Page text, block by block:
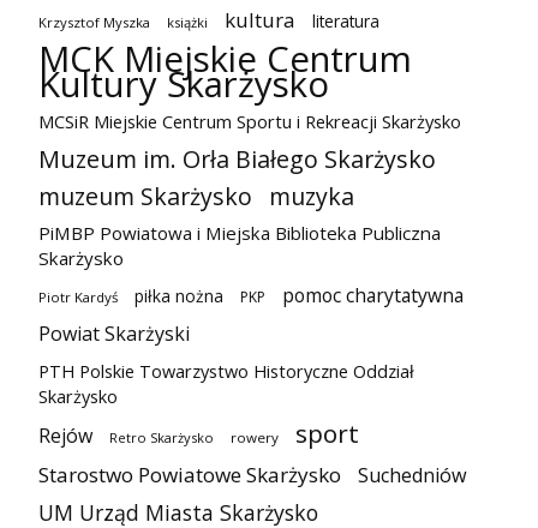
Krzysztof Myszka książki kultura literatura
MCK Miejskie Centrum
Kultury Skarżysko
MCSiR Miejskie Centrum Sportu i Rekreacji Skarżysko
Muzeum im. Orła Białego Skarżysko
muzeum Skarżysko
muzyka
PiMBP Powiatowa i Miejska Biblioteka Publiczna
Skarżysko
Piotr Kardyś piłka nożna PKP
pomoc charytatywna
Powiat Skarżyski
PTH Polskie Towarzystwo Historyczne Oddział
Skarżysko
Rejów Retro Skarżysko rowery sport
Starostwo Powiatowe Skarżysko Suchedniów
UM Urząd Miasta Skarżysko